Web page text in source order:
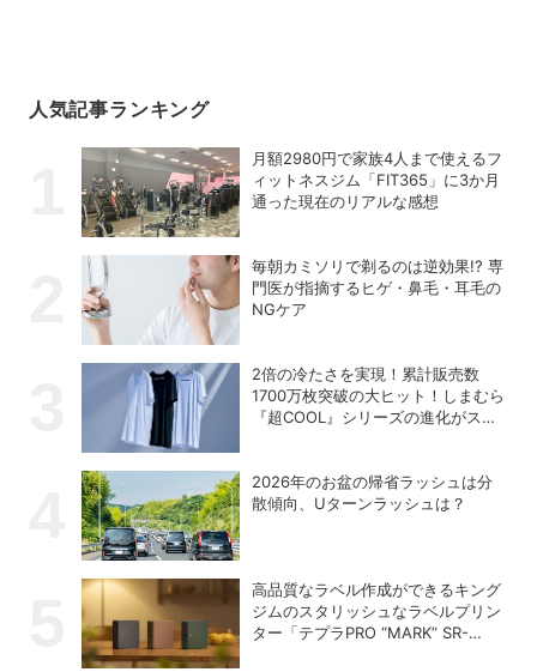
人気記事ランキング
月額2980円で家族4人まで使えるフ
ィットネスジム「FIT365」に3か月
通った現在のリアルな感想
毎朝カミソリで剃るのは逆効果!? 専
門医が指摘するヒゲ・鼻毛・耳毛の
NGケア
2倍の冷たさを実現！累計販売数
1700万枚突破の大ヒット！しまむら
『超COOL』シリーズの進化がスゴ
2026年のお盆の帰省ラッシュは分
散傾向、Uターンラッシュは？
高品質なラベル作成ができるキング
ジムのスタリッシュなラベルプリン
ター「テプラPRO “MARK” SR-